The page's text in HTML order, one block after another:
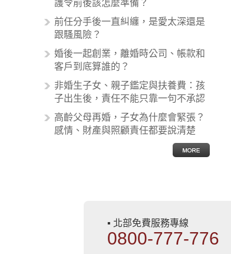
案例中最後都走向訴訟流程，我們如
果不幸遇到相關醫療糾紛時究竟該怎
麼處理呢？醫療糾紛相關的內容其實
非常多，有些案例…
護令前後該怎麼準備？
前任分手後一直糾纏，是愛太深還是
跟騷風險？
婚後一起創業，離婚時公司、帳款和
客戶到底算誰的？
非婚生子女、親子鑑定與扶養費：孩
子出生後，責任不能只靠一句不承認
高齡父母再婚，子女為什麼會緊張？
感情、財產與照顧責任都要說清楚
▪ 北部免費服務專線
0800-777-776